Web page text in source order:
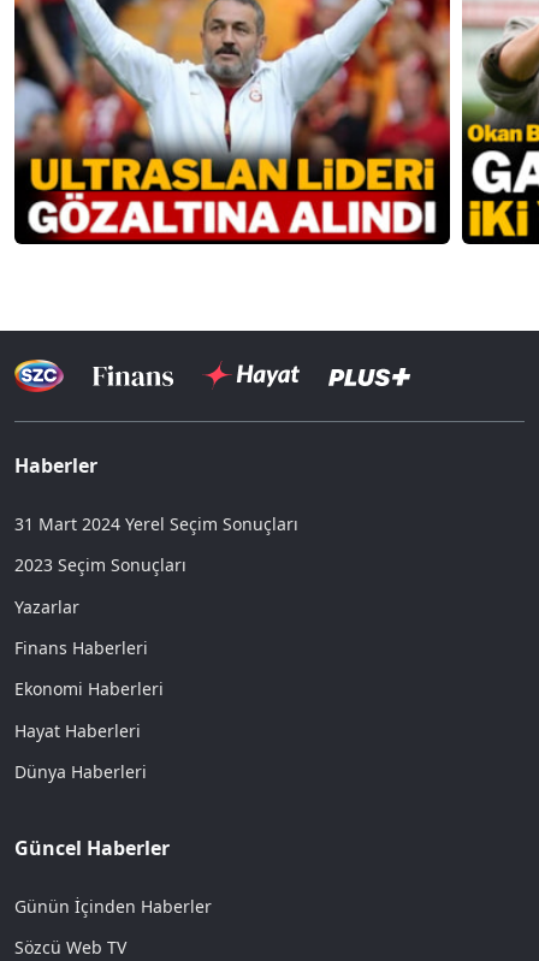
Haberler
31 Mart 2024 Yerel Seçim Sonuçları
2023 Seçim Sonuçları
Yazarlar
Finans Haberleri
Ekonomi Haberleri
Hayat Haberleri
Dünya Haberleri
Güncel Haberler
Günün İçinden Haberler
Sözcü Web TV